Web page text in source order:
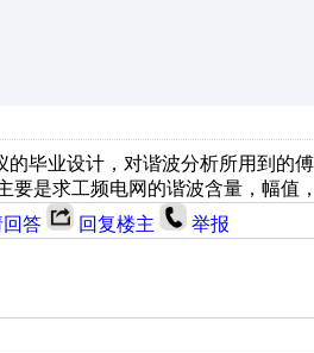
的毕业设计，对谐波分析所用到的
要是求工频电网的谐波含量，幅值
答 回复楼主 举报